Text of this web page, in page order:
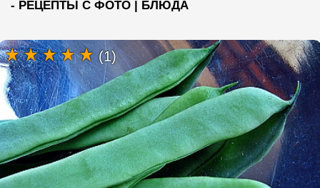
- РЕЦЕПТЫ С ФОТО | БЛЮДА
(1)